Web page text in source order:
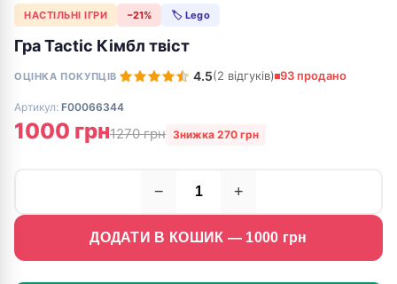
НАСТІЛЬНІ ІГРИ −21% 🏷 Lego
Гра Tactic Кімбл твіст
ОЦІНКА ПОКУПЦІВ 4.5(2 відгуків) 93 продано
Артикул: F00066344
1000 грн1270 грн Знижка 270 грн
− +
ДОДАТИ В КОШИК — 1000 грн